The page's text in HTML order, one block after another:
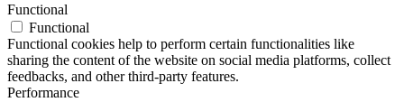
Functional
Functional
Functional cookies help to perform certain functionalities like
sharing the content of the website on social media platforms, collect
feedbacks, and other third-party features.
Performance